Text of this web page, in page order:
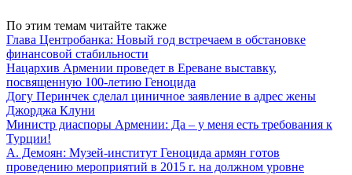
По этим темам читайте также
Глава Центробанка: Новый год встречаем в обстановке
финансовой стабильности
Нацархив Армении проведет в Ереване выставку,
посвященную 100-летию Геноцида
Догу Перинчек сделал циничное заявление в адрес жены
Джорджа Клуни
Министр диаспоры Армении: Да – у меня есть требования к
Турции!
А. Демоян: Музей-институт Геноцида армян готов
проведению мероприятий в 2015 г. на должном уровне